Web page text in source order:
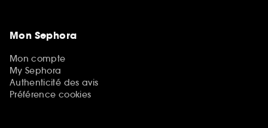
Mon Sephora
Mon compte
My Sephora
Authenticité des avis
Préférence cookies